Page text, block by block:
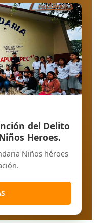
del Delito
Heroes.
Niños héroes